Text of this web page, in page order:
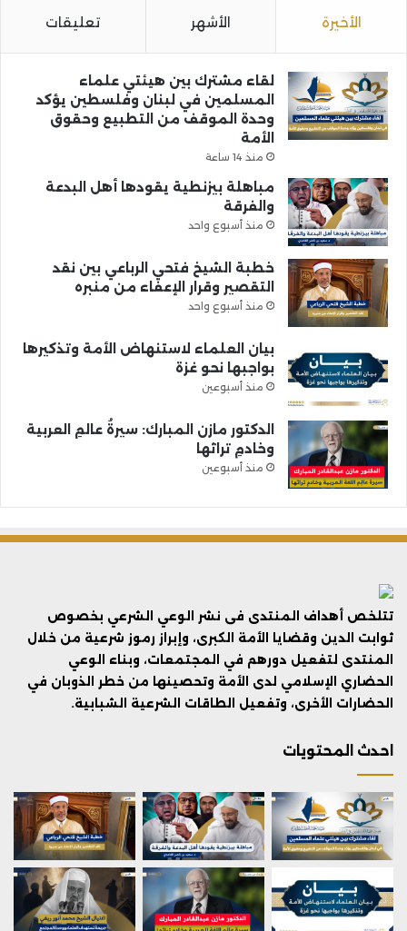
الأخيرة الأشهر تعليقات
لقاء مشترك بين هيئتي علماء
المسلمين في لبنان وفلسطين يؤكد
وحدة الموقف من التطبيع وحقوق
الأمة
منذ 14 ساعة
مباهلة بيزنطية يقودها أهل البدعة
والفرقة
منذ أسبوع واحد
خطبة الشيخ فتحي الرباعي بين نقد
التقصير وقرار الإعفاء من منبره
منذ أسبوع واحد
بيان العلماء لاستنهاض الأمة وتذكيرها
بواجبها نحو غزة
منذ أسبوعين
الدكتور مازن المبارك: سيرةُ عالمِ العربية
وخادمِ تراثها
منذ أسبوعين
تتلخص أهداف المنتدى فى نشر الوعي الشرعي بخصوص
ثوابت الدين وقضايا الأمة الكبرى، وإبراز رموز شرعية من خلال
المنتدى لتفعيل دورهم في المجتمعات، وبناء الوعي
الحضاري الإسلامي لدى الأمة وتحصينها من خطر الذوبان في
الحضارات الأخرى، وتفعيل الطاقات الشرعية الشبابية.
احدث المحتويات